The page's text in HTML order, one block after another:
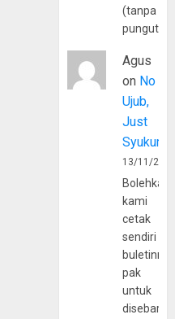
(tanpa
Agus
on No
Ujub,
Just
Syukur
13/11/
Bolehkah
kami
cetak
sendiri
pak
untuk